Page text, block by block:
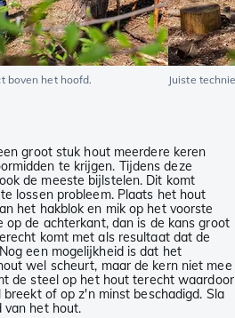
boven het hoofd. Juiste
groot stuk hout meerdere keren
te krijgen. Tijdens deze
de meeste bijlstelen. Dit komt
lossen probleem. Plaats het hout
het hakblok en mik op het voorste
op de achterkant, dan is de kans groot
komt met als resultaat dat de
een mogelijkheid is dat het
wel scheurt, maar de kern niet mee
de steel op het hout terecht waardoor
of op z'n minst beschadigd. Sla
van het hout.